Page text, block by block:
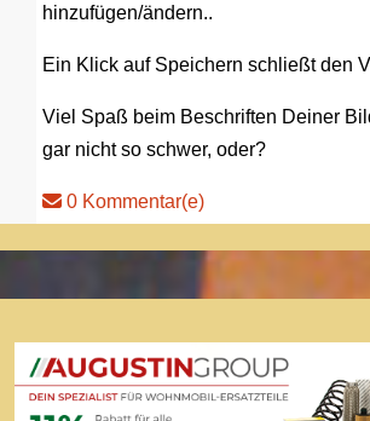
hinzufügen/ändern..
Ein Klick auf Speichern schließt den
Viel Spaß beim Beschriften Deiner
gar nicht so schwer, oder?
0 Kommentar(e)